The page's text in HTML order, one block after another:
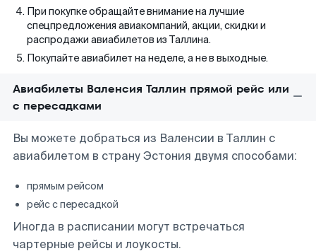
При покупке обращайте внимание на лучшие
спецпредложения авиакомпаний, акции, скидки и
распродажи авиабилетов из Таллина.
Покупайте авиабилет на неделе, а не в выходные.
Авиабилеты Валенсия Таллин прямой рейс или
с пересадками
Вы можете добраться из Валенсии в Таллин с
авиабилетом в страну Эстония двумя способами:
прямым рейсом
рейс с пересадкой
Иногда в расписании могут встречаться
чартерные рейсы и лоукосты.